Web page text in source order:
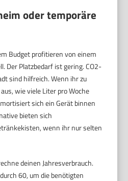
oder temporäre
Budget profitieren von einem
Der Platzbedarf ist gering. CO2-
sind hilfreich. Wenn ihr zu
wie viele Liter pro Woche
sich ein Gerät binnen
bieten sich
wenn ihr nur selten
deinen Jahresverbrauch.
60, um die benötigten